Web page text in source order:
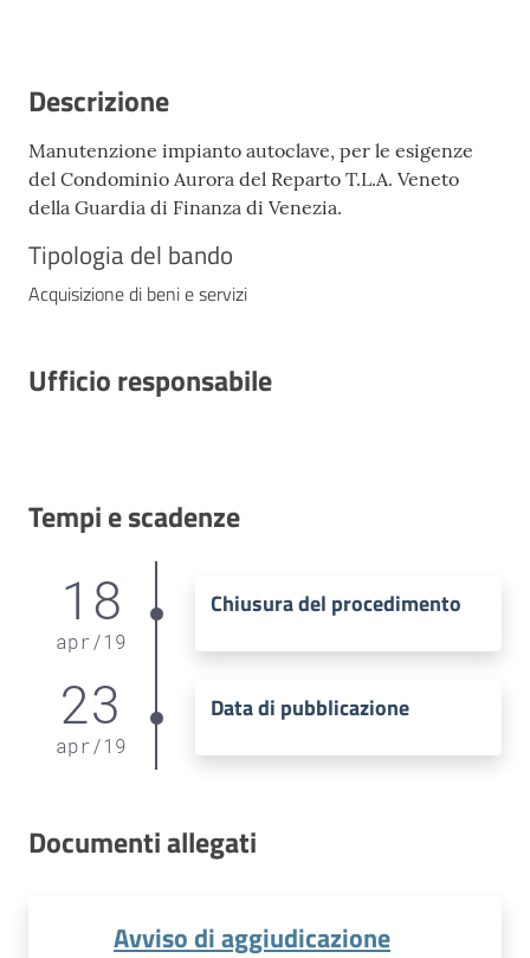
Descrizione
Manutenzione impianto autoclave, per le esigenze
del Condominio Aurora del Reparto T.L.A. Veneto
della Guardia di Finanza di Venezia.
Tipologia del bando
Acquisizione di beni e servizi
Ufficio responsabile
Tempi e scadenze
18
apr/19
Chiusura del procedimento
23
apr/19
Data di pubblicazione
Documenti allegati
Avviso di aggiudicazione